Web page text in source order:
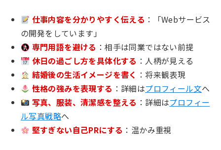
仕事内容を分かりやすく伝える ：「Webサービス
の開発をしています」
専門用語を避ける ：相手は同業ではない前提
休日の過ごし方を具体化する ：人柄が見える
結婚後の生活イメージを書く ：将来観表現
性格の強みを表現する ：詳細はプロフィール文へ
写真、服装、清潔感を整える ：詳細はプロフィー
ル写真戦略へ
堅すぎない自己PRにする ：温かみ重視